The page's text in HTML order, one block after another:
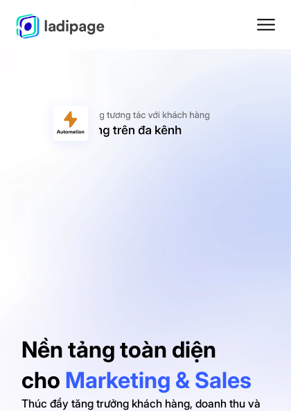
Thúc đẩy tăng trưởng khách hàng, doanh thu và
Nền tảng toàn diện
cho Marketing & Sales